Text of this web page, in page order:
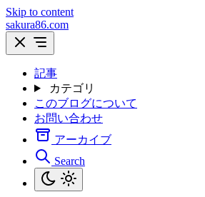
Skip to content
sakura86.com
記事
カテゴリ
このブログについて
お問い合わせ
アーカイブ
Search